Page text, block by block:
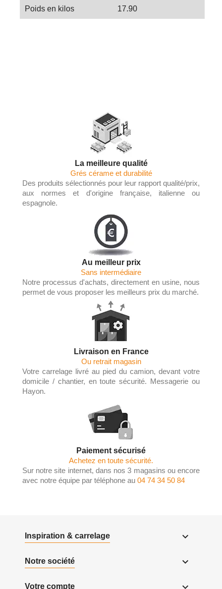
Poids en kilos 17.90
La meilleure qualité
Grés cérame et durabilité
Des produits sélectionnés pour leur rapport qualité/prix,
aux normes et d'origine française, italienne ou
espagnole.
Au meilleur prix
Sans intermédiaire
Notre processus d'achats, directement en usine, nous
permet de vous proposer les meilleurs prix du marché.
Livraison en France
Ou retrait magasin
Votre carrelage livré au pied du camion, devant votre
domicile / chantier, en toute sécurité. Messagerie ou
Hayon.
Paiement sécurisé
Achetez en toute sécurité.
Sur notre site internet, dans nos 3 magasins ou encore
avec notre équipe par téléphone au 04 74 34 50 84
Inspiration & carrelage 
Notre société 
Votre compte